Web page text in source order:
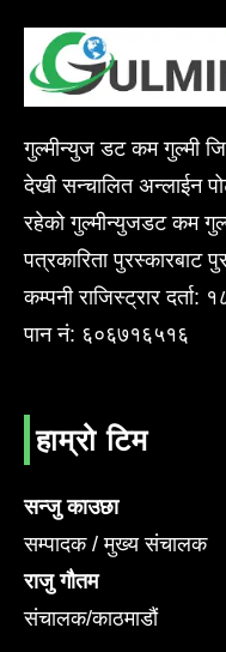
गुल्मीन्युज डट कम गुल्मी
देखी सन्चालित अन्लाईन
रहेको गुल्मीन्युजडट कम
पत्रकारिता पुरस्कारबाट
कम्पनी राजिस्ट्रार
पान नं: ६०६७१६५१६
हाम्रो टिम
सन्जु काउछा
सम्पादक / मुख्य संचालक
राजु गौतम
संचालक/काठमाडौं